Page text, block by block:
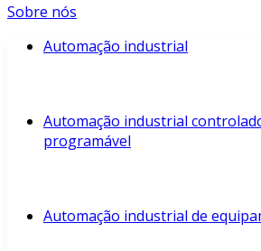
Sobre nós
Automação industrial
Automação industrial
programável
Automação industrial de